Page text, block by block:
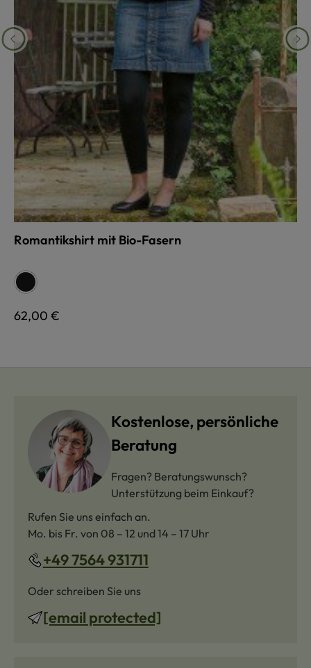
Romantikshirt mit Bio-Fasern
Farbeschwarz
Regulärer Preis:
62,00 €
Kostenlose, persönliche
Beratung
Fragen? Beratungswunsch?
Unterstützung beim Einkauf?
Rufen Sie uns einfach an.
Mo. bis Fr. von 08 – 12 und 14 – 17 Uhr
+49 7564 931711
Oder schreiben Sie uns
[email protected]